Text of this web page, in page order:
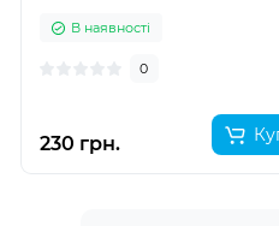
В наявності
0
230 грн.